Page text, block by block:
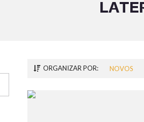
ORGANIZAR POR: NOVOS